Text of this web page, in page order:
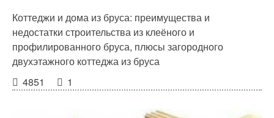
Коттеджи и дома из бруса: преимущества и
недостатки строительства из клеёного и
профилированного бруса, плюсы загородного
двухэтажного коттеджа из бруса
4851
1